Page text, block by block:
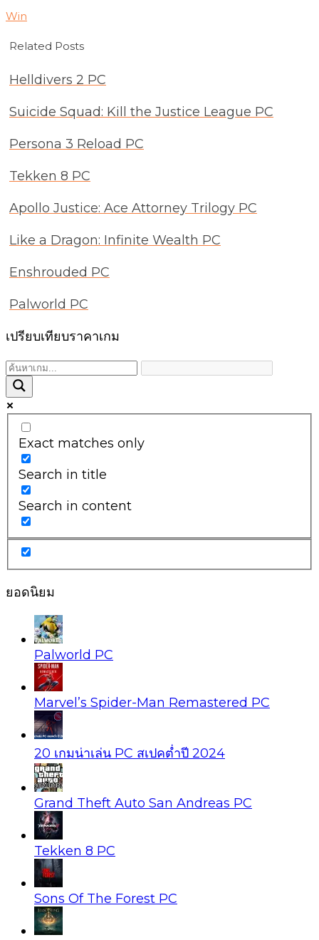
Win
Related Posts
Helldivers 2 PC
Suicide Squad: Kill the Justice League PC
Persona 3 Reload PC
Tekken 8 PC
Apollo Justice: Ace Attorney Trilogy PC
Like a Dragon: Infinite Wealth PC
Enshrouded PC
Palworld PC
เปรียบเทียบราคาเกม
Exact matches only
Search in title
Search in content
ยอดนิยม
Palworld PC
Marvel’s Spider-Man Remastered PC
20 เกมน่าเล่น PC สเปคต่ำปี 2024
Grand Theft Auto San Andreas PC
Tekken 8 PC
Sons Of The Forest PC